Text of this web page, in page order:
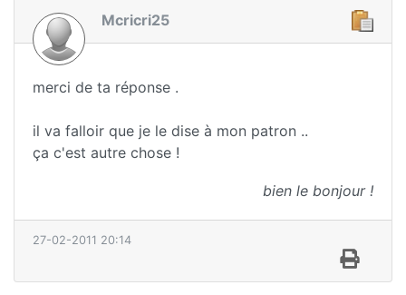
Mcricri25
merci de ta réponse .
il va falloir que je le dise à mon patron ..
ça c'est autre chose !
bien le bonjour !
27-02-2011 20:14